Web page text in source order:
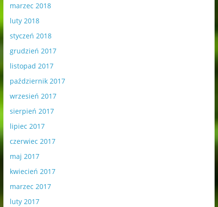
marzec 2018
luty 2018
styczeń 2018
grudzień 2017
listopad 2017
październik 2017
wrzesień 2017
sierpień 2017
lipiec 2017
czerwiec 2017
maj 2017
kwiecień 2017
marzec 2017
luty 2017